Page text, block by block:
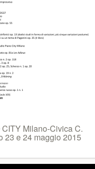
CITY Milano-Civica C.
23 e 24 maggio 2015